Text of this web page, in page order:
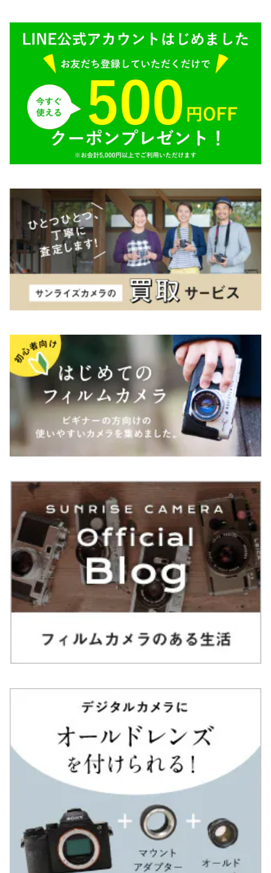
SONY（ソニー）
SIGMA（シグマ）
Tokina（トキナー）
TAMRON（タムロン）
K&F（ケーアンドエフ）
その他
AR（コニカ）
O（その他）